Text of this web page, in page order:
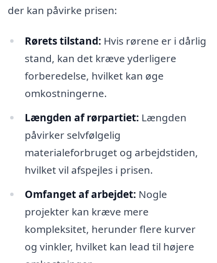
der kan påvirke prisen:
Rørets tilstand: Hvis rørene er i dårlig
stand, kan det kræve yderligere
forberedelse, hvilket kan øge
omkostningerne.
Længden af rørpartiet: Længden
påvirker selvfølgelig
materialeforbruget og arbejdstiden,
hvilket vil afspejles i prisen.
Omfanget af arbejdet: Nogle
projekter kan kræve mere
kompleksitet, herunder flere kurver
og vinkler, hvilket kan lead til højere